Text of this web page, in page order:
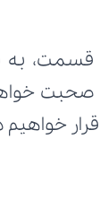
قسمت، به
صحبت
خواهیم